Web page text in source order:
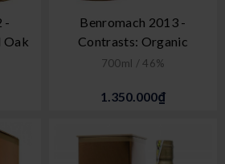
-
Oak
Benromach 2013 -
Contrasts: Organic
700ml / 46%
1.350.000₫